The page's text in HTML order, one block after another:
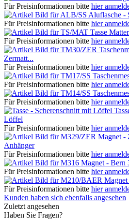
Für Preisinformationen bitte hier
Aluflasche -
Für Preisinformationen bitte hier
Tasse
Für Preisinformationen bitte hier
Zermatt...
Für Preisinformationen bitte hier
Für Preisinformationen bitte hier
Für Preisinformationen bitte hier
Löffel
Für Preisinformationen bitte hier
Magnet -
Anhänger
Für Preisinformationen bitte hier
Magnet - Bern
Für Preisinformationen bitte hier
Für Preisinformationen bitte hier
Kunden haben sich ebenfalls angesehen
Zuletzt angesehen
Haben Sie Fragen?